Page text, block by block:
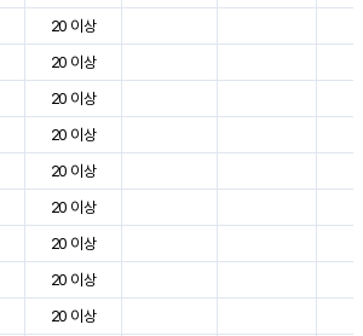
20 이상
20 이상
20 이상
20 이상
20 이상
20 이상
20 이상
20 이상
20 이상